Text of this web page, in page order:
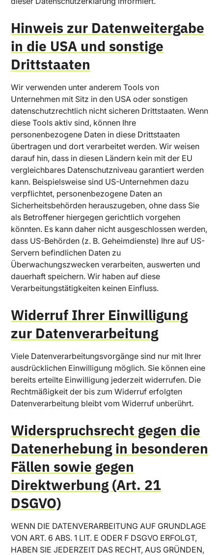
Hinweis zur Datenweitergabe
in die USA und sonstige
Drittstaaten
Wir verwenden unter anderem Tools von
Unternehmen mit Sitz in den USA oder sonstigen
datenschutzrechtlich nicht sicheren Drittstaaten. Wenn
diese Tools aktiv sind, können Ihre
personenbezogene Daten in diese Drittstaaten
übertragen und dort verarbeitet werden. Wir weisen
darauf hin, dass in diesen Ländern kein mit der EU
vergleichbares Datenschutzniveau garantiert werden
kann. Beispielsweise sind US-Unternehmen dazu
verpflichtet, personenbezogene Daten an
Sicherheitsbehörden herauszugeben, ohne dass Sie
als Betroffener hiergegen gerichtlich vorgehen
könnten. Es kann daher nicht ausgeschlossen werden,
dass US-Behörden (z. B. Geheimdienste) Ihre auf US-
Servern befindlichen Daten zu
Überwachungszwecken verarbeiten, auswerten und
dauerhaft speichern. Wir haben auf diese
Verarbeitungstätigkeiten keinen Einfluss.
Widerruf Ihrer Einwilligung
zur Datenverarbeitung
Viele Datenverarbeitungsvorgänge sind nur mit Ihrer
ausdrücklichen Einwilligung möglich. Sie können eine
bereits erteilte Einwilligung jederzeit widerrufen. Die
Rechtmäßigkeit der bis zum Widerruf erfolgten
Datenverarbeitung bleibt vom Widerruf unberührt.
Widerspruchsrecht gegen die
Datenerhebung in besonderen
Fällen sowie gegen
Direktwerbung (Art. 21
DSGVO)
WENN DIE DATENVERARBEITUNG AUF GRUNDLAGE
VON ART. 6 ABS. 1 LIT. E ODER F DSGVO ERFOLGT,
HABEN SIE JEDERZEIT DAS RECHT, AUS GRÜNDEN,